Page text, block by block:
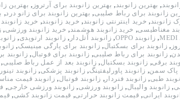
, بهترین زانوبند , بهترین زانوبند برای آرتروز , بهترین
زانوبند برای رباط صلیبی, بهترین زانوبند برای زانو درد,
زانوبند , خرید اینترنتی زانوبند , خرید زانوبند, خرید
مغناطیسی, خرید زانوبند هوشمند , خرید زانوبند ورزشی,
, زانوبند OPPO , زانوبند آتل‌دار , زانوبند ارتوپدی,
, زانوبند برای بسکتبال, زانوبند برای پارگی مینیسک,
, زانوبند برای رباط صلیبی, زانوبند برای فوتبال, زانوبند
برقی, زانوبند بسکتبال, زانوبند بعد از عمل رباط صلیبی,
پاک سمن, زانوبند پاورلیفتینگ, زانوبند پزشکی, زانوبند تینور
طبی, زانوبند فنردار , زانوبند فوتبال, زانوبند قیمت
, زانوبند والیبال, زانوبند ورزشی, زانوبند ورزشی خارجی,
ایرانی, قیمت زانوبند حرارتی, قیمت زانوبند کشی,